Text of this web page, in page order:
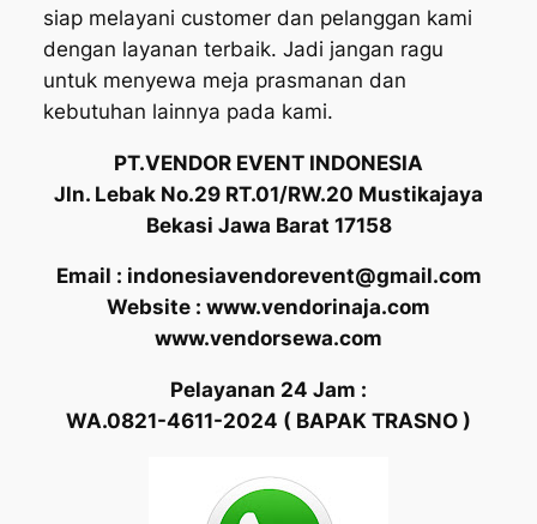
siap melayani customer dan pelanggan kami
dengan layanan terbaik. Jadi jangan ragu
untuk menyewa meja prasmanan dan
kebutuhan lainnya pada kami.
PT.VENDOR EVENT INDONESIA
Jln. Lebak No.29 RT.01/RW.20 Mustikajaya
Bekasi Jawa Barat 17158
Email : indonesiavendorevent@gmail.com
Website : www.vendorinaja.com
www.vendorsewa.com
Pelayanan 24 Jam :
WA.0821-4611-2024 ( BAPAK TRASNO )